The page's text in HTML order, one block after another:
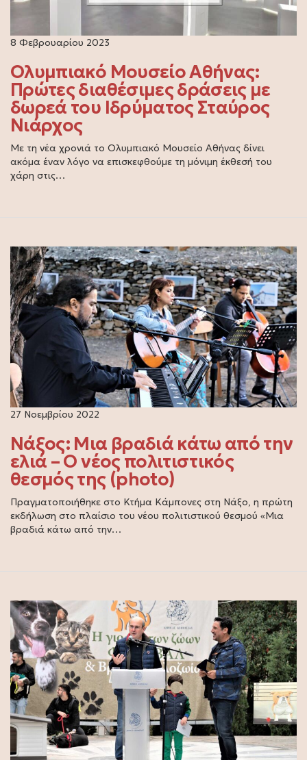
8 Φεβρουαρίου 2023
Ολυμπιακό Μουσείο Αθήνας:
Πρώτες διαθέσιμες δράσεις με
δωρεά του Ιδρύματος Σταύρος
Νιάρχος
Με τη νέα χρονιά το Ολυμπιακό Μουσείο Αθήνας δίνει
ακόμα έναν λόγο να επισκεφθούμε τη μόνιμη έκθεσή του
χάρη στις…
27 Νοεμβρίου 2022
Νάξος: Μια βραδιά κάτω από την
ελιά – Ο νέος πολιτιστικός
θεσμός της (photo)
Πραγματοποιήθηκε στο Κτήμα Κάμπονες στη Νάξο, η πρώτη
εκδήλωση στο πλαίσιο του νέου πολιτιστικού θεσμού «Μια
βραδιά κάτω από την…